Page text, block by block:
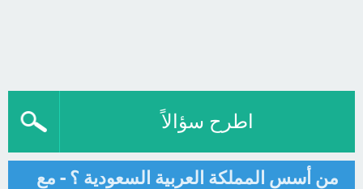
اطرح سؤالاً
من أسس المملكة العربية السعودية ؟ - مع